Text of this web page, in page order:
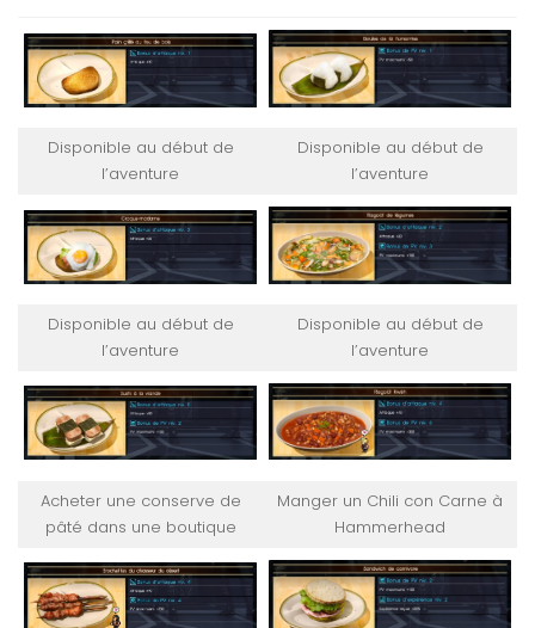
Disponible au début de
l’aventure
Disponible au début de
l’aventure
Disponible au début de
l’aventure
Disponible au début de
l’aventure
Acheter une conserve de
pâté dans une boutique
Manger un Chili con Carne à
Hammerhead